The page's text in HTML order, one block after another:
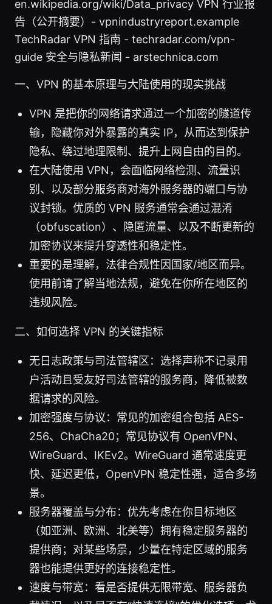
en.wikipedia.org/wiki/Data_privacy VPN 行业报
告（公开摘要）- vpnindustryreport.example
TechRadar VPN 指南 - techradar.com/vpn-
guide 安全与隐私新闻 - arstechnica.com
一、VPN 的基本原理与大陆使用的现实挑战
VPN 是把你的网络请求通过一个加密的隧道传
输，隐藏你对外暴露的真实 IP，从而达到保护
隐私、绕过地理限制、提升上网自由的目的。
在大陆使用 VPN，会面临网络检测、流量识
别、以及部分服务商对海外服务器的端口与协
议封锁。优质的 VPN 服务通常会通过混淆
（obfuscation）、隐匿流量、以及不断更新的
加密协议来提升穿透性和稳定性。
重要的是理解，法律合规性因国家/地区而异。
使用前请了解当地法规，避免在你所在地区的
违规风险。
二、如何选择 VPN 的关键指标
无日志政策与司法管辖区：选择声称不记录用
户活动且受友好司法管辖的服务商，降低被数
据请求的风险。
加密强度与协议：常见的加密组合包括 AES-
256、ChaCha20；常见协议有 OpenVPN、
WireGuard、IKEv2。WireGuard 通常速度更
快、延迟更低，OpenVPN 稳定性强，适合多场
景。
服务器覆盖与分布：优先考虑在你目标地区
（如亚洲、欧洲、北美等）拥有稳定服务器的
提供商；对某些场景，少量在特定区域的服务
器也能提供更好的连接稳定性。
速度与带宽：看是否提供无限带宽、服务器负